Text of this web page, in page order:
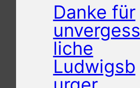
Danke für
unvergess
liche
Ludwigsb